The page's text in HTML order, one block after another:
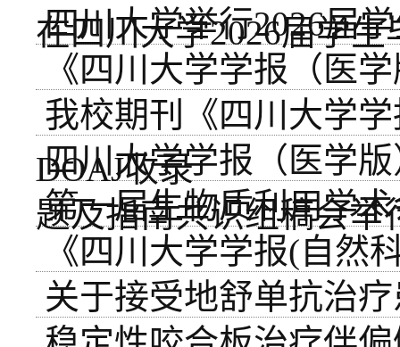
在四川大学2026届学
四川大学举行2026届
《四川大学学报（医
我校期刊《四川大学
DOAJ收录
四川大学学报（医学
题及指南共识组稿会举
第一届生物质利用学
《四川大学学报(自然
关于接受地舒单抗治